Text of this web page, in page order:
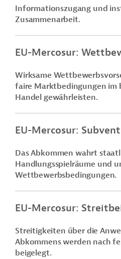
Informationszugang und
Zusammenarbeit.
EU-Mercosur:
Wirksame
faire Marktbedingungen im
Handel gewährleisten.
EU-Mercosur:
Das Abkommen wahrt
Handlungsspielräume und
Wettbewerbsbedingungen.
EU-Mercosur:
Streitigkeiten über die
Abkommens werden nach
beigelegt.